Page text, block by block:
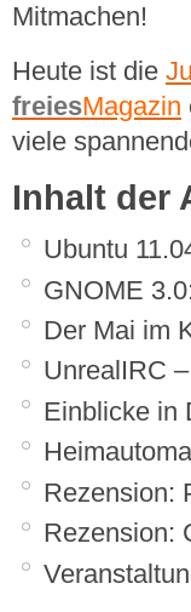
Mitmachen!
Heute ist die
freiesMagazin
viele
Inhalt der
Ubuntu
GNOME
Der Mai im
UnrealIRC –
Einblicke in
Rezension:
Rezension: